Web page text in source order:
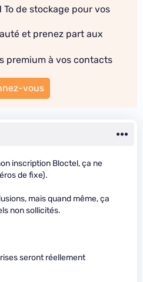
To de stockage pour vos
et prenez part aux
premium à vos contacts
vous
inscription Bloctel, ça ne
de fixe).
mais quand même, ça
non sollicités.
seront réellement